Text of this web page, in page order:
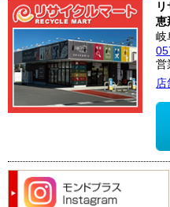
恵
岐
営